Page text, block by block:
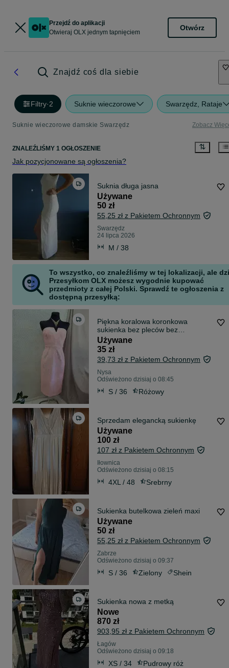
Przejdź do aplikacji
Otwieraj OLX jednym tapnięciem
Otwórz
Znajdź coś dla siebie
Filtry·2 Suknie wieczorowe Swarzędz, Rataje
Suknie wieczorowe damskie Swarzędz Zobacz
ZNALEŹLIŚMY 1 OGŁOSZENIE
Jak pozycjonowane są ogłoszenia?
Suknia długa jasna
Używane
50 zł
55,25 zł z Pakietem Ochronnym
Swarzędz
24 lipca 2026
M / 38
To wszystko, co znaleźliśmy w tej lokalizacji, ale
Przesyłkom OLX możesz wygodnie kupować
przedmioty z całej Polski. Sprawdź te ogłoszenia z
dostępną przesyłką:
Piękna koralowa koronkowa
sukienka bez pleców bez
ramiączek na wesele imprezę
chrzciny r. S 36
Używane
35 zł
39,73 zł z Pakietem Ochronnym
Nysa
Odświeżono dzisiaj o 08:45
S / 36 Różowy
Sprzedam elegancką sukienkę
Używane
100 zł
107 zł z Pakietem Ochronnym
Iłownica
Odświeżono dzisiaj o 08:15
4XL / 48 Srebrny
Sukienka butelkowa zieleń maxi
Używane
50 zł
55,25 zł z Pakietem Ochronnym
Zabrze
Odświeżono dzisiaj o 09:37
S / 36 Zielony Shein
Sukienka nowa z metką
Nowe
870 zł
903,95 zł z Pakietem Ochronnym
Łagów
Odświeżono dzisiaj o 09:18
XS / 34 Pudrowy róż